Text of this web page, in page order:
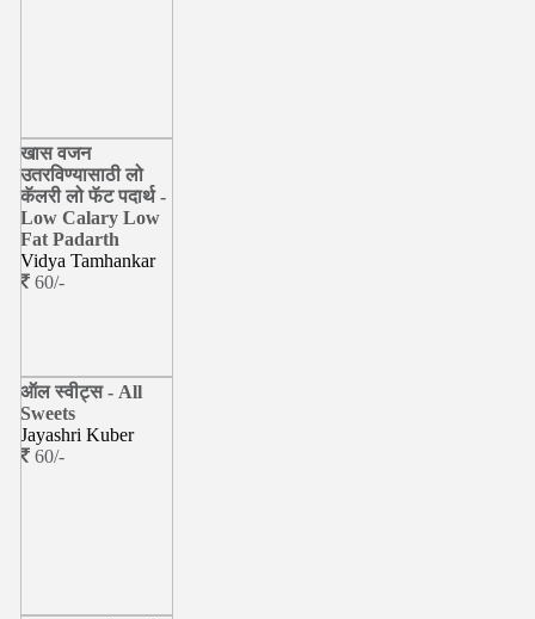
खास वजन
उतरविण्यासाठी लो
कॅलरी लो फॅट पदार्थ -
Low Calary Low
Fat Padarth
Vidya Tamhankar
60/-
ऑल स्वीट्स - All
Sweets
Jayashri Kuber
60/-